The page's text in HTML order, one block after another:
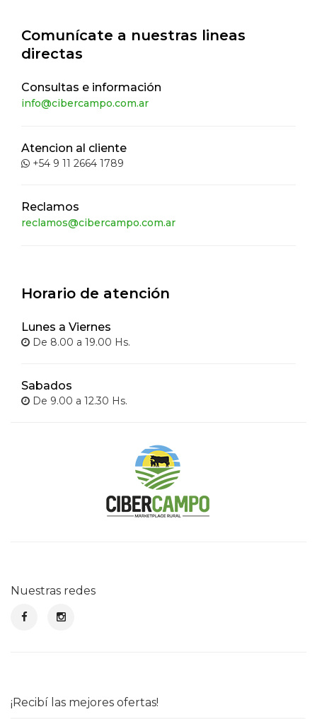
Comunícate a nuestras lineas
directas
Consultas e información
info@cibercampo.com.ar
Atencion al cliente
+54 9 11 2664 1789
Reclamos
reclamos@cibercampo.com.ar
Horario de atención
Lunes a Viernes
De 8.00 a 19.00 Hs.
Sabados
De 9.00 a 12.30 Hs.
Nuestras redes
¡Recibí las mejores ofertas!